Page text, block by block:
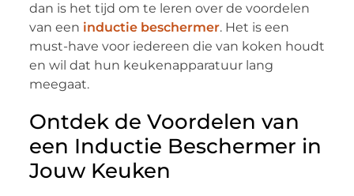
dan is het tijd om te leren over de voordelen
van een inductie beschermer. Het is een
must-have voor iedereen die van koken houdt
en wil dat hun keukenapparatuur lang
meegaat.
Ontdek de Voordelen van
een Inductie Beschermer in
Jouw Keuken